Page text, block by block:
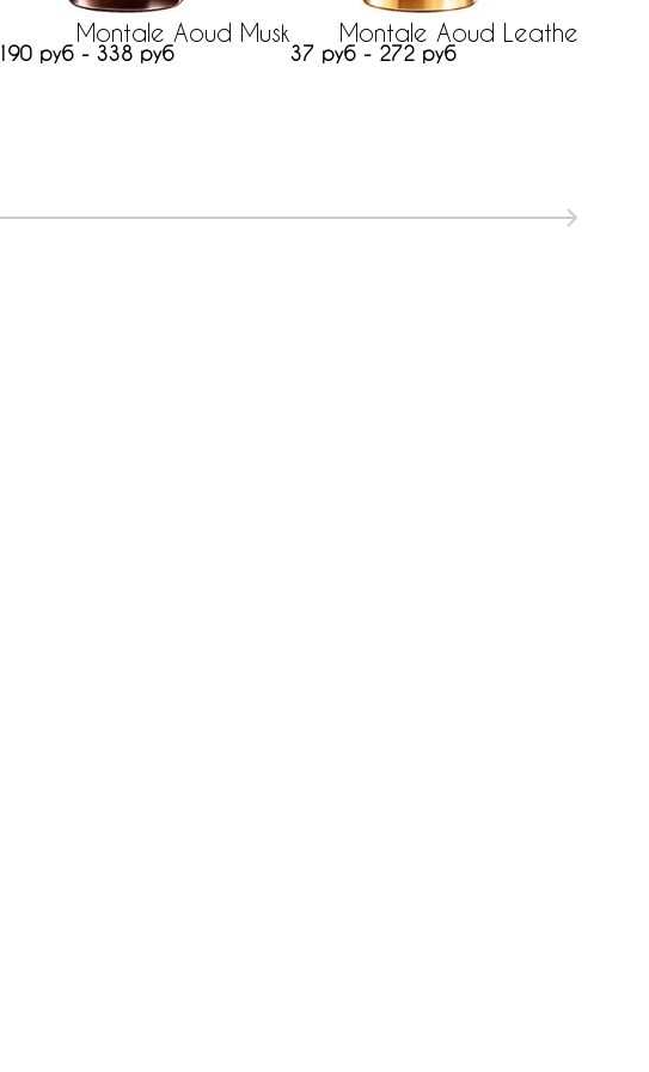
Montale Aoud Musk
190 руб - 338 руб
Montale Aoud Leather
37 руб - 272 руб